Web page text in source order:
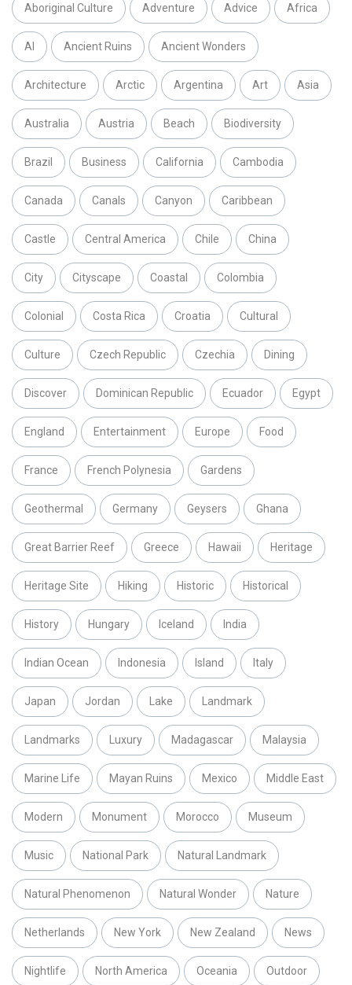
Aboriginal Culture Adventure Advice Africa
AI Ancient Ruins Ancient Wonders
Architecture Arctic Argentina Art Asia
Australia Austria Beach Biodiversity
Brazil Business California Cambodia
Canada Canals Canyon Caribbean
Castle Central America Chile China
City Cityscape Coastal Colombia
Colonial Costa Rica Croatia Cultural
Culture Czech Republic Czechia Dining
Discover Dominican Republic Ecuador Egypt
England Entertainment Europe Food
France French Polynesia Gardens
Geothermal Germany Geysers Ghana
Great Barrier Reef Greece Hawaii Heritage
Heritage Site Hiking Historic Historical
History Hungary Iceland India
Indian Ocean Indonesia Island Italy
Japan Jordan Lake Landmark
Landmarks Luxury Madagascar Malaysia
Marine Life Mayan Ruins Mexico Middle East
Modern Monument Morocco Museum
Music National Park Natural Landmark
Natural Phenomenon Natural Wonder Nature
Netherlands New York New Zealand News
Nightlife North America Oceania Outdoor